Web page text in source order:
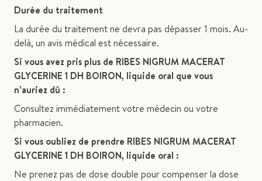
Durée du traitement
La durée du traitement ne devra pas dépasser 1 mois. Au-
delà, un avis médical est nécessaire.
Si vous avez pris plus de RIBES NIGRUM MACERAT
GLYCERINE 1 DH BOIRON, liquide oral que vous
n’auriez dû :
Consultez immédiatement votre médecin ou votre
pharmacien.
Si vous oubliez de prendre RIBES NIGRUM MACERAT
GLYCERINE 1 DH BOIRON, liquide oral :
Ne prenez pas de dose double pour compenser la dose